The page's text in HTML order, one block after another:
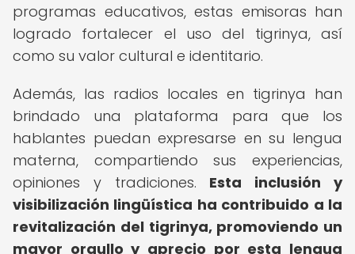
programas educativos, estas emisoras han
logrado fortalecer el uso del tigrinya, así
como su valor cultural e identitario.
Además, las radios locales en tigrinya han
brindado una plataforma para que los
hablantes puedan expresarse en su lengua
materna, compartiendo sus experiencias,
opiniones y tradiciones. Esta inclusión y
visibilización lingüística ha contribuido a la
revitalización del tigrinya, promoviendo un
mayor orgullo y aprecio por esta lengua